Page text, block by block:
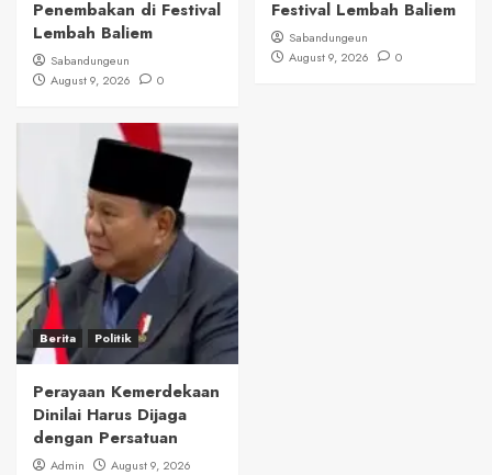
Penembakan di Festival
Lembah Baliem
Sabandungeun
August 9, 2026
0
Festival Lembah Baliem
Sabandungeun
August 9, 2026
0
Berita Politik
Perayaan Kemerdekaan
Dinilai Harus Dijaga
dengan Persatuan
Admin
August 9, 2026